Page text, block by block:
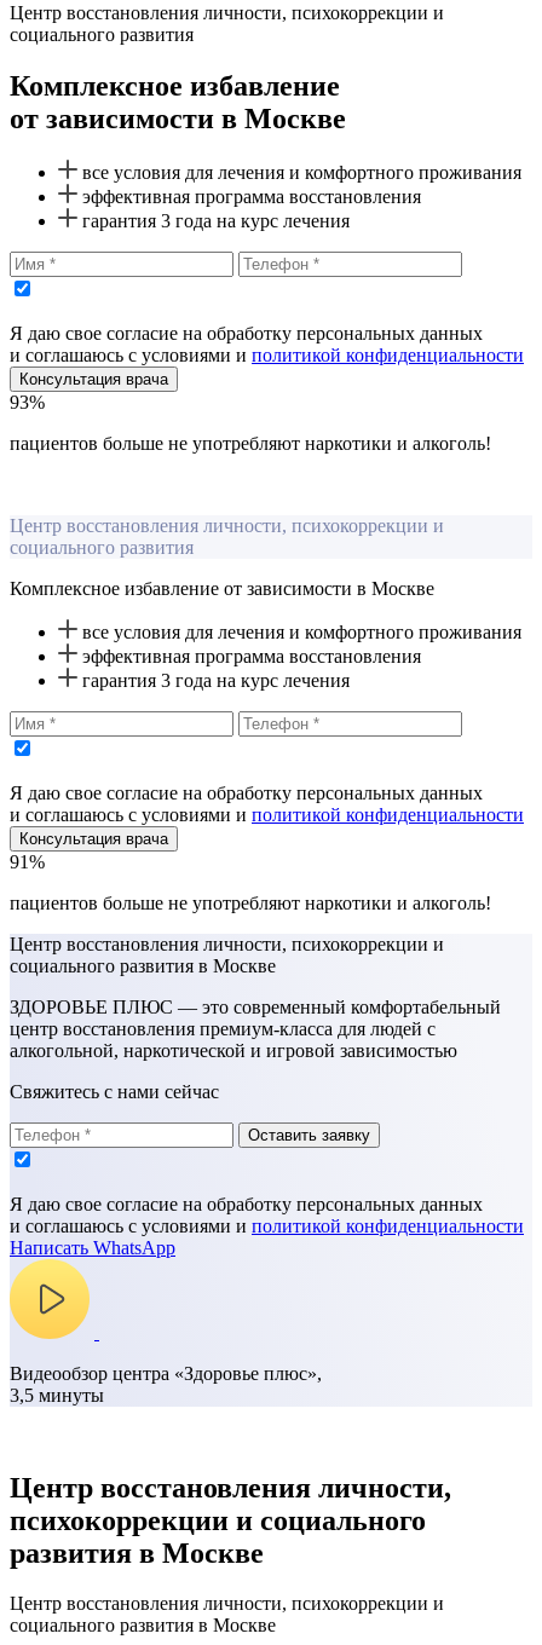
Центр восстановления личности, психокоррекции и
социального развития
Комплексное избавление
от зависимости в Москве
все условия для лечения и комфортного проживания
эффективная программа восстановления
гарантия 3 года на курс лечения
Я даю свое согласие на обработку персональных данных
и соглашаюсь с условиями и политикой конфиденциальности
Консультация врача
93%
пациентов больше не употребляют наркотики и алкоголь!
Центр восстановления личности, психокоррекции и
социального развития
Комплексное избавление от зависимости в Москве
все условия для лечения и комфортного проживания
эффективная программа восстановления
гарантия 3 года на курс лечения
Я даю свое согласие на обработку персональных данных
и соглашаюсь с условиями и политикой конфиденциальности
Консультация врача
91%
пациентов больше не употребляют наркотики и алкоголь!
Центр восстановления личности, психокоррекции и
социального развития в Москве
ЗДОРОВЬЕ ПЛЮС — это современный комфортабельный
центр восстановления премиум-класса для людей с
алкогольной, наркотической и игровой зависимостью
Свяжитесь с нами сейчас
Оставить заявку
Я даю свое согласие на обработку персональных данных
и соглашаюсь с условиями и политикой конфиденциальности
Написать WhatsApp
Видеообзор центра «Здоровье плюс»,
3,5 минуты
Центр восстановления личности,
психокоррекции и социального
развития в Москве
Центр восстановления личности, психокоррекции и
социального развития в Москве